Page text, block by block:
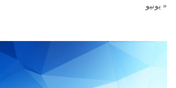
« يونيو